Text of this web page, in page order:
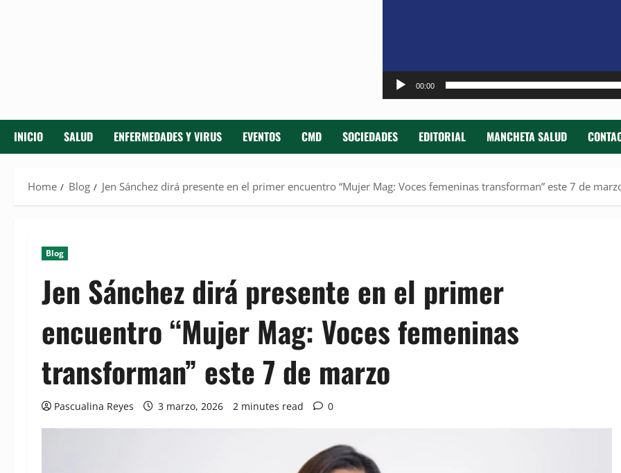
00:00
INICIO SALUD ENFERMEDADES Y VIRUS EVENTOS CMD SOCIEDADES EDITORIAL MANCHETA SALUD
Home Blog Jen Sánchez dirá presente en el primer encuentro “Mujer Mag: Voces femeninas transforman” este 7 de
Blog
Jen Sánchez dirá presente en el primer
encuentro “Mujer Mag: Voces femeninas
transforman” este 7 de marzo
Pascualina Reyes 3 marzo, 2026 2 minutes read 0